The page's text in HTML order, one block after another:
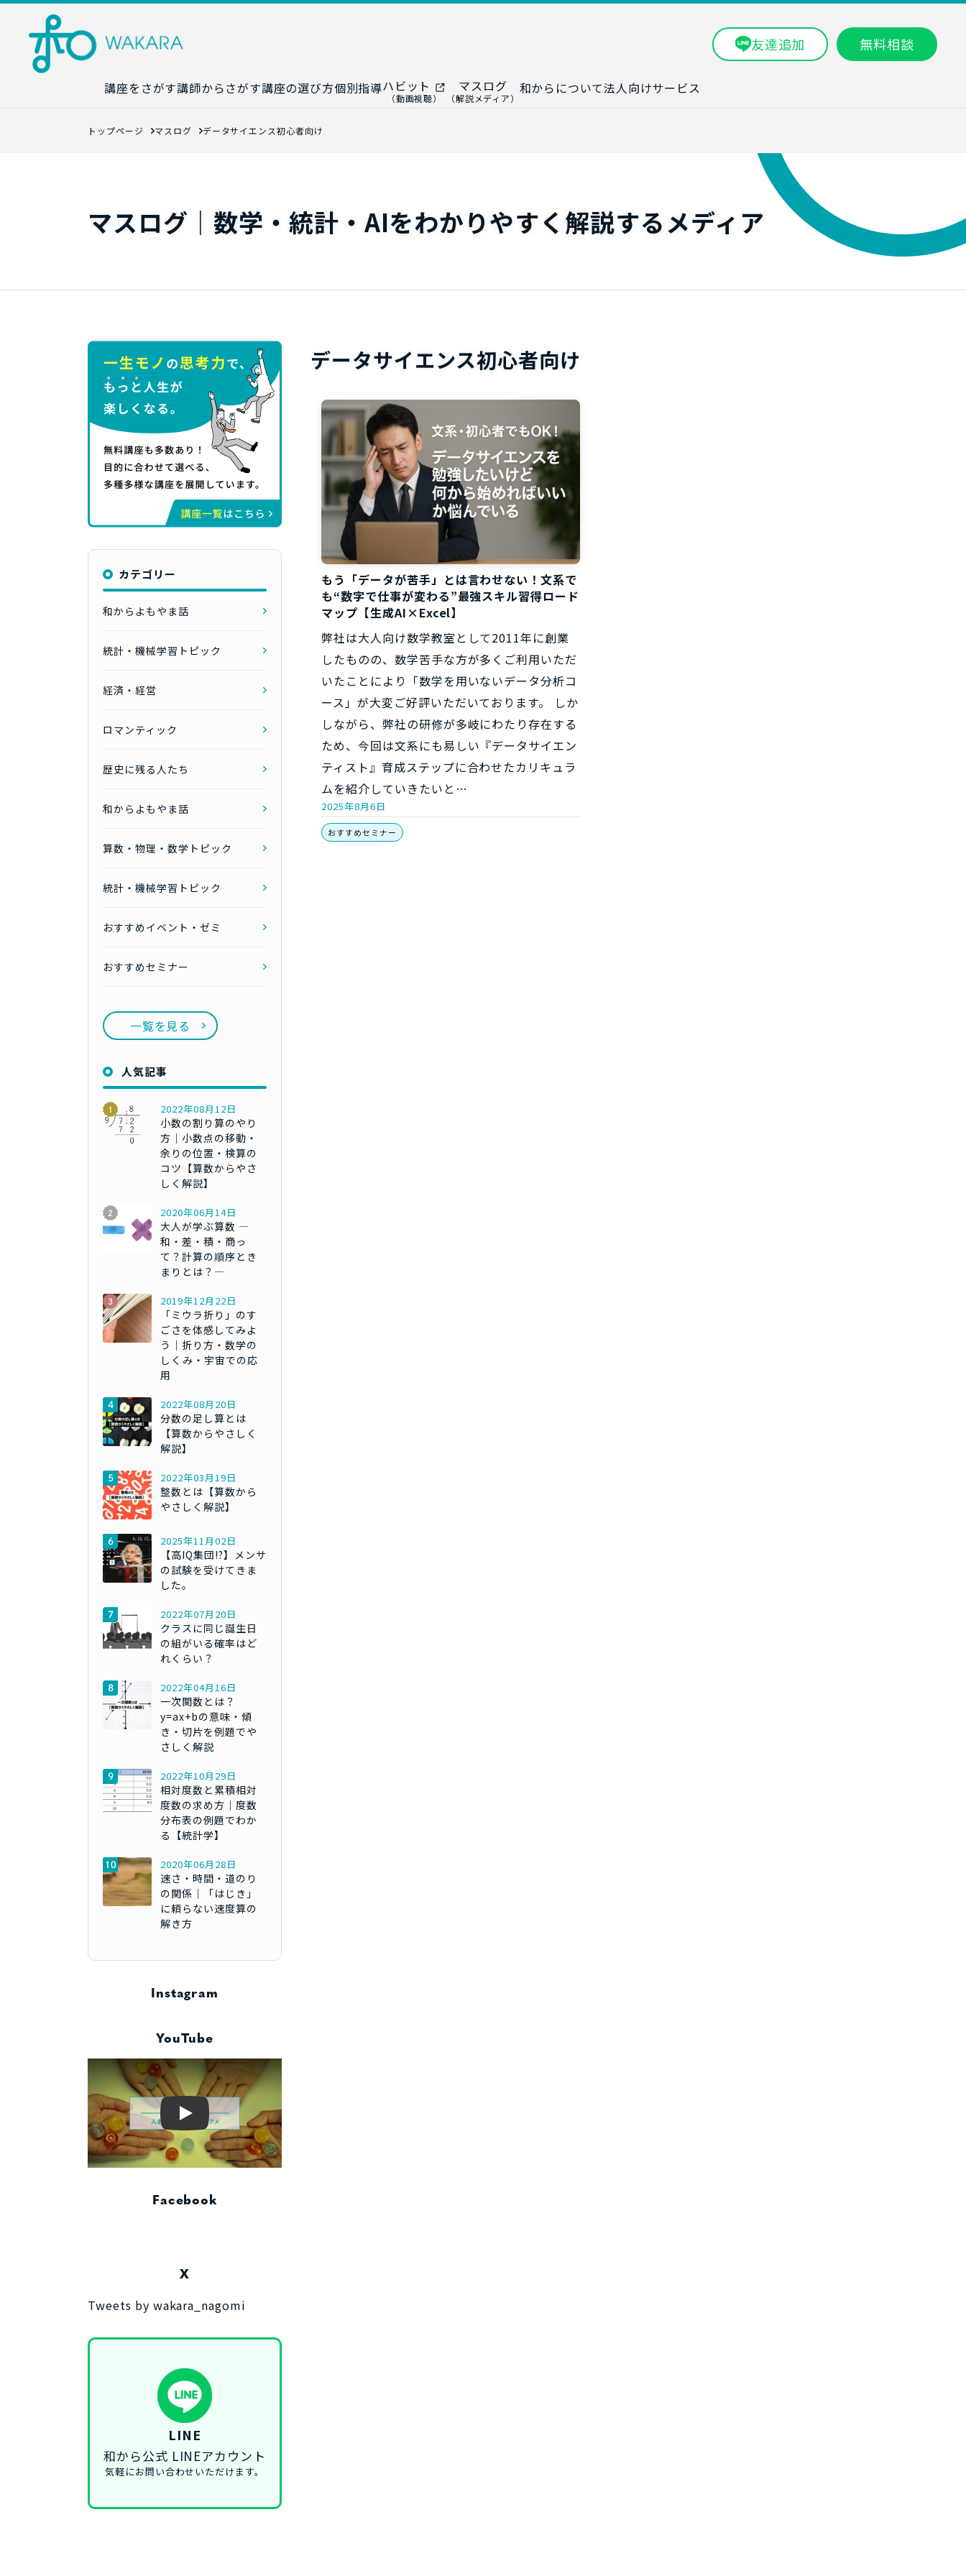
友達追加 無料相談
講座をさがす講師からさがす講座の選び方
講座カレンダー
数学講座マップ
個別指導
生成AI教室
和からジュニア
（小・中学生）
ハビット
（動画視聴）
マスログ
（解説メディア）
和からについて法人向けサービス
修
AI顧問サービス
トップページ マスログ データサイエンス初心者向け
マスログ｜数学・統計・AIをわかりやすく解説するメディア
データサイエンス初心者向け
もう「データが苦手」とは言わせない！文系で
も“数字で仕事が変わる”最強スキル習得ロード
マップ【生成AI×Excel】
弊社は大人向け数学教室として2011年に創業
したものの、数学苦手な方が多くご利用いただ
いたことにより「数学を用いないデータ分析コ
ース」が大変ご好評いただいております。 しか
しながら、弊社の研修が多岐にわたり存在する
ため、今回は文系にも易しい『データサイエン
ティスト』育成ステップに合わせたカリキュラ
ムを紹介していきたいと…
2025年8月6日
おすすめセミナー
カテゴリー
和からよもやま話
統計・機械学習トピック
経済・経営
ロマンティック
歴史に残る人たち
和からよもやま話
算数・物理・数学トピック
統計・機械学習トピック
おすすめイベント・ゼミ
おすすめセミナー
一覧を見る
人気記事
2022年08月12日
小数の割り算のやり
方｜小数点の移動・
余りの位置・検算の
コツ【算数からやさ
しく解説】
2020年06月14日
大人が学ぶ算数 ―
和・差・積・商っ
て？計算の順序とき
まりとは？―
2019年12月22日
「ミウラ折り」のす
ごさを体感してみよ
う｜折り方・数学の
しくみ・宇宙での応
用
2022年08月20日
分数の足し算とは
【算数からやさしく
解説】
2022年03月19日
整数とは【算数から
やさしく解説】
2025年11月02日
【高IQ集団!?】メンサ
の試験を受けてきま
した。
2022年07月20日
クラスに同じ誕生日
の組がいる確率はど
れくらい？
2022年04月16日
一次関数とは？
y=ax+bの意味・傾
き・切片を例題でや
さしく解説
2022年10月29日
相対度数と累積相対
度数の求め方｜度数
分布表の例題でわか
る【統計学】
2020年06月28日
速さ・時間・道のり
の関係｜「はじき」
に頼らない速度算の
解き方
Instagram
YouTube
Play
Facebook
X
Tweets by wakara_nagomi
LINE
和から公式 LINEアカウント
気軽にお問い合わせいただけます。